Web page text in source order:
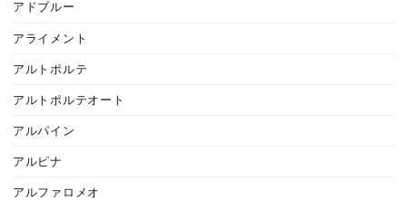
アドブルー
アライメント
アルトポルテ
アルトポルテオート
アルパイン
アルピナ
アルファロメオ